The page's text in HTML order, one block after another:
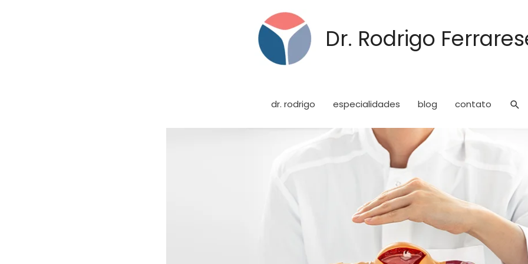
Dr. Rodrigo
dr. rodrigo especialidades blog contato